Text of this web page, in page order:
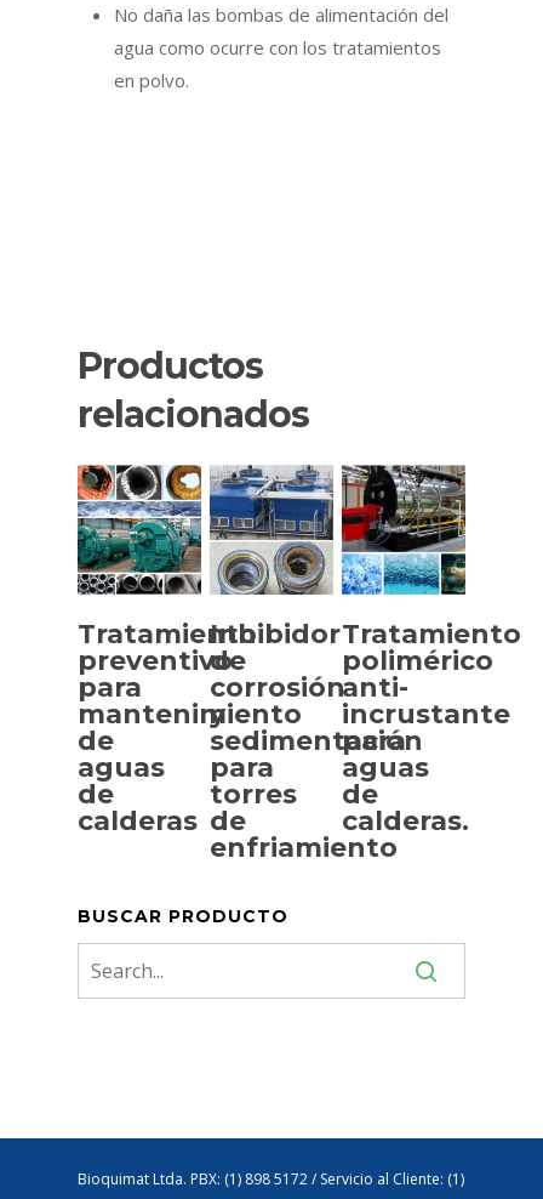
No daña las bombas de alimentación del
agua como ocurre con los tratamientos
en polvo.
Productos
relacionados
SELECCIONAR
OPCIONES
Tratamiento
preventivo
para
mantenimiento
de
aguas
de
calderas
SELECCIONAR
OPCIONES
Tratamiento
polimérico
anti-
incrustante
para
aguas
de
calderas.
SELECCIONAR
OPCIONES
Inhibidor
de
corrosión
y
sedimentación
para
torres
de
enfriamiento
BUSCAR PRODUCTO
Bioquimat Ltda. PBX: (1) 898 5172 / Servicio al Cliente: (1)